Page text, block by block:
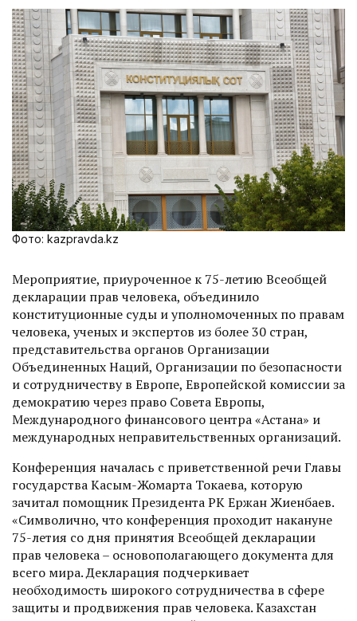
Фото: kazpravda.kz
Мероприятие, приуроченное к 75-летию Всеобщей
декларации прав человека, объединило
конституционные суды и уполномоченных по правам
человека, ученых и экспертов из более 30 стран,
представительства органов Организации
Объединенных Наций, Организации по безо­пасности
и сотрудничеству в Европе, Европейской комиссии за
демократию через право Совета Европы,
Международного финансового центра «Астана» и
международных неправительственных организаций.
Конференция началась с приветственной речи Главы
государства Касым-Жомарта Токаева,­ которую
зачитал помощник Президента РК Ержан Жиенбаев.
«Символично, что конференция проходит накануне
75-летия со дня принятия Всеобщей декларации
прав человека – основополагающего документа для
всего мира. Декларация подчеркивает
необходимость широкого сотрудничества в сфере
защиты и продвижения прав человека. Казахстан